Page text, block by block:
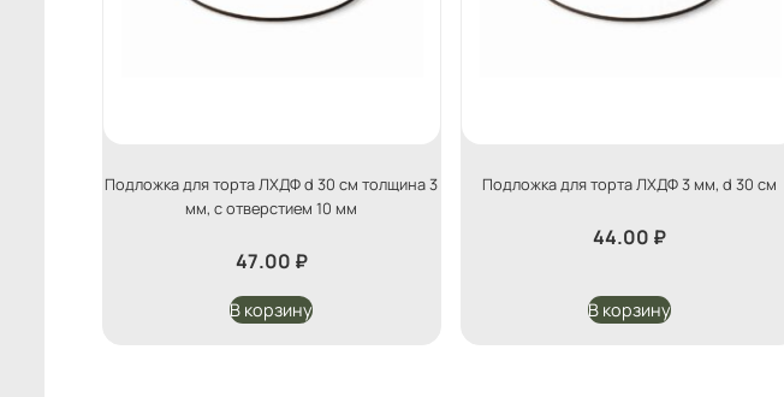
Подложка для торта ЛХДФ d 30 см толщина 3
мм, с отверстием 10 мм
47.00 ₽
В корзину
Подложка для торта ЛХДФ 3 мм, d 30 см
44.00 ₽
В корзину